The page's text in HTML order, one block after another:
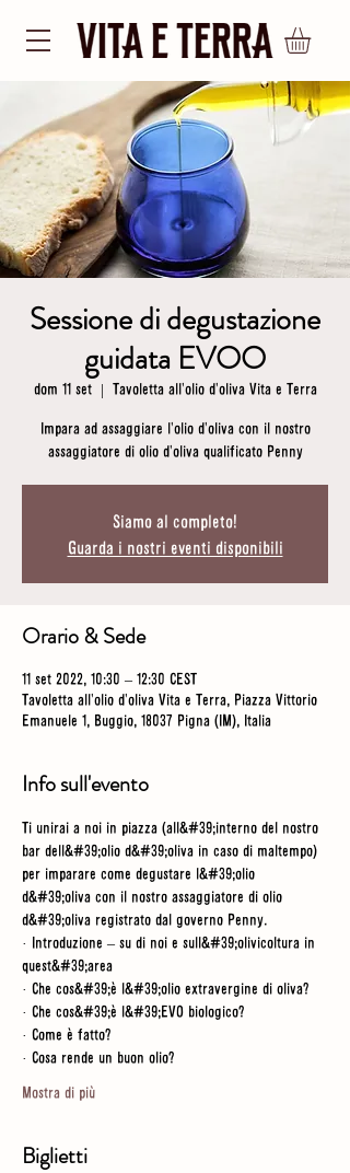
Sessione di degustazione
guidata EVOO
dom 11 set
  |
Tavoletta all'olio d'oliva Vita e Terra
Impara ad assaggiare l'olio d'oliva con il nostro
assaggiatore di olio d'oliva qualificato Penny
Siamo al completo!
Guarda i nostri eventi disponibili
Orario & Sede
11 set 2022, 10:30 – 12:30 CEST
Tavoletta all'olio d'oliva Vita e Terra, Piazza Vittorio
Emanuele 1, Buggio, 18037 Pigna (IM), Italia
Info sull'evento
Ti unirai a noi in piazza (all&#39;interno del nostro
bar dell&#39;olio d&#39;oliva in caso di maltempo)
per imparare come degustare l&#39;olio
d&#39;oliva con il nostro assaggiatore di olio
d&#39;oliva registrato dal governo Penny.
· Introduzione – su di noi e sull&#39;olivicoltura in
quest&#39;area
· Che cos&#39;è l&#39;olio extravergine di oliva?
· Che cos&#39;è l&#39;EVO biologico?
· Come è fatto?
· Cosa rende un buon olio?
Mostra di più
Biglietti